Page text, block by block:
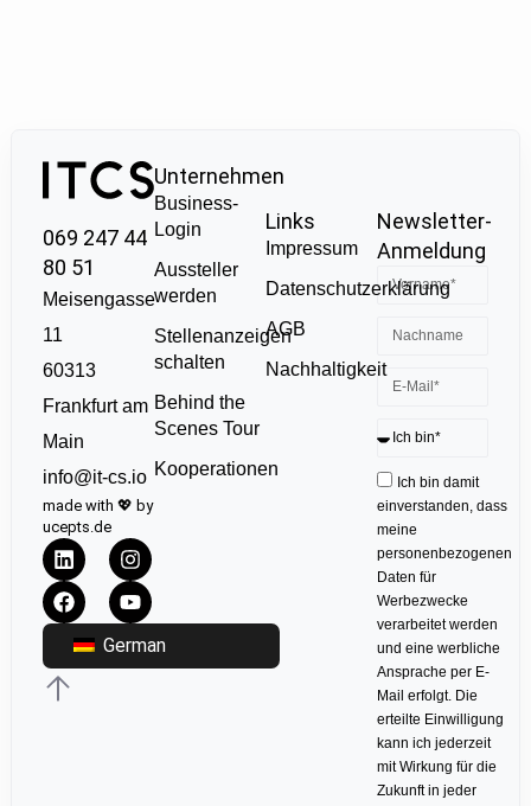
069 247 44
80 51
Meisengasse
11
60313
Frankfurt am
Main
info@it-cs.io
made with 💖 by
ucepts.de
German
Unternehmen
Business-
Login
Aussteller
werden
Stellenanzeigen
schalten
Behind the
Scenes Tour
Kooperationen
Links
Impressum
Datenschutzerklärung
AGB
Nachhaltigkeit
Newsletter-
Anmeldung
Ich bin damit
einverstanden, dass
meine
personenbezogenen
Daten für
Werbezwecke
verarbeitet werden
und eine werbliche
Ansprache per E-
Mail erfolgt. Die
erteilte Einwilligung
kann ich jederzeit
mit Wirkung für die
Zukunft in jeder